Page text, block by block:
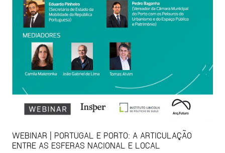
WEBINAR | PORTUGAL E PORTO: A ARTICULAÇÃO
ENTRE AS ESFERAS NACIONAL E LOCAL